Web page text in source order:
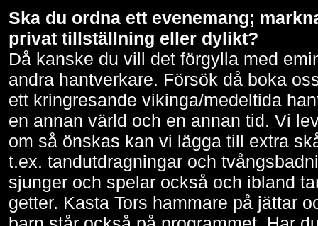
Ska du ordna ett evenemang;
privat tillställning eller dylikt?
Då kanske du vill det förgylla med
andra hantverkare. Försök då boka
ett kringresande vikinga/medeltida
en annan värld och en annan tid. Vi
om så önskas kan vi lägga till extra
t.ex. tandutdragningar och
sjunger och spelar också och ibland
getter. Kasta Tors hammare på jättar